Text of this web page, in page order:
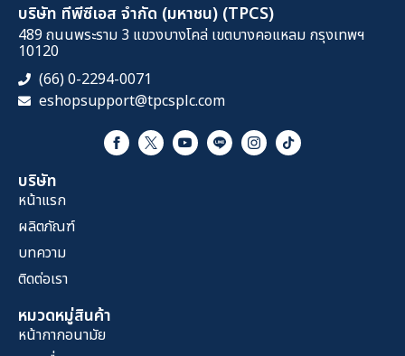
บริษัท ทีพีซีเอส จำกัด (มหาชน) (TPCS)
489 ถนนพระราม 3 แขวงบางโคล่ เขตบางคอแหลม กรุงเทพฯ
10120
(66) 0-2294-0071
eshopsupport@tpcsplc.com
บริษัท
หน้าแรก
ผลิตภัณฑ์
บทความ
ติดต่อเรา
หมวดหมู่สินค้า
หน้ากากอนามัย